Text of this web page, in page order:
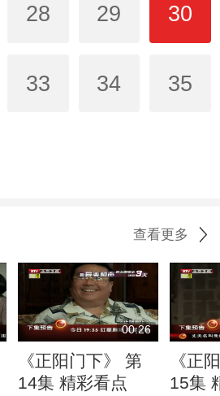
28 29 30
33 34 35
查看更多
00:26
《正阳门下》 第
14集 精彩看点
《正
15集